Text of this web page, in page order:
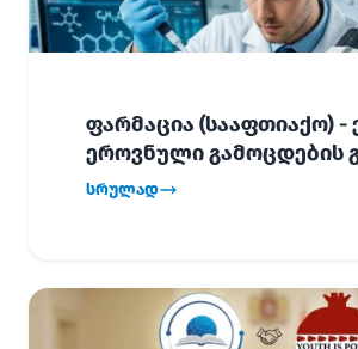
ფარმაცია (სააფთიაქო) -
ეროვნული გამოცდების
სრულად